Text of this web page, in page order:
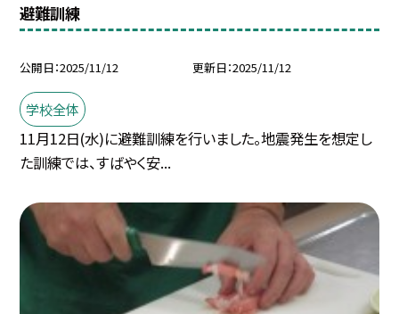
避難訓練
公開日 2025/11/12 更新日 2025/11/12
学校全体
11月12日(水)に避難訓練を行いました。地震発生を想定し
た訓練では、すばやく安...